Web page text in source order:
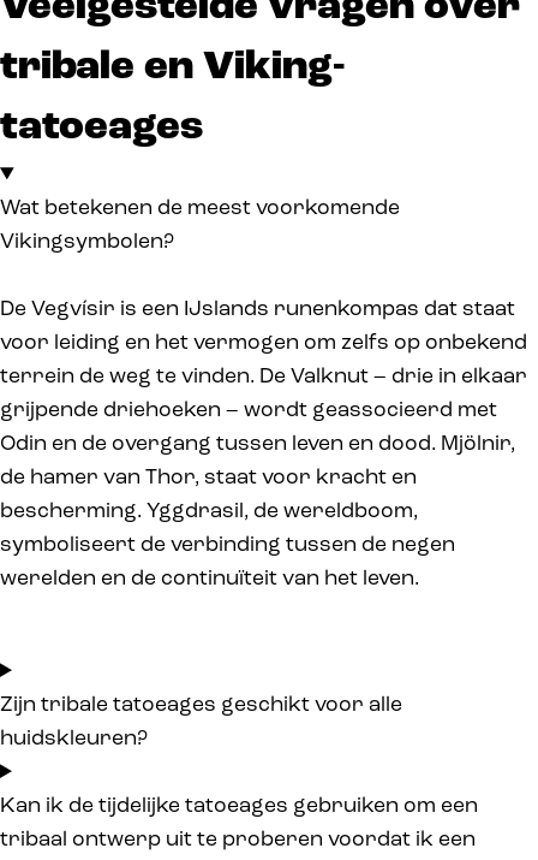
tribale en Viking-
tatoeages
Wat betekenen de meest voorkomende
Vikingsymbolen?
De Vegvísir is een IJslands runenkompas dat staat
voor leiding en het vermogen om zelfs op onbekend
terrein de weg te vinden. De Valknut – drie in elkaar
grijpende driehoeken – wordt geassocieerd met
Odin en de overgang tussen leven en dood. Mjölnir,
de hamer van Thor, staat voor kracht en
bescherming. Yggdrasil, de wereldboom,
symboliseert de verbinding tussen de negen
werelden en de continuïteit van het leven.
Zijn tribale tatoeages geschikt voor alle
huidskleuren?
Kan ik de tijdelijke tatoeages gebruiken om een
tribaal ontwerp uit te proberen voordat ik een